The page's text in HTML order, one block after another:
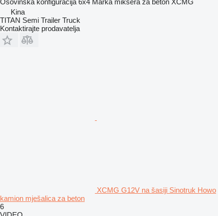
Osovinska konfiguracija 6x4 Marka miksera za beton XCMG
Kina
TITAN Semi Trailer Truck
Kontaktirajte prodavatelja
XCMG G12V na šasiji Sinotruk Howo
kamion mješalica za beton
6